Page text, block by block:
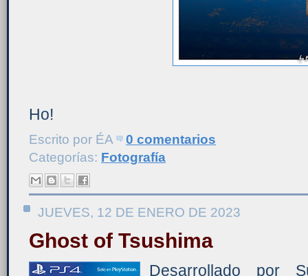
Ho!
Escrito por ÉA
0 comentarios
Categorías: Fotografía
JUEVES, 12 DE ENERO DE 2023
Ghost of Tsushima
Desarrollado por